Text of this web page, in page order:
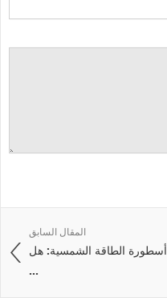
المقال السابق
أسطورة الطاقة الشمسية: هل
...